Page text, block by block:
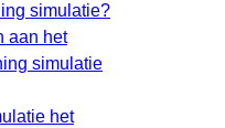
simulatie?
aan het
simulatie
het